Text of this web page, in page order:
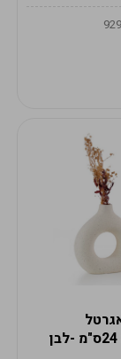
8-אגרטל
אפרודיטה 24ס"מ -לבן